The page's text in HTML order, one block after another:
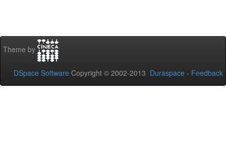
Theme by
DSpace Software Copyright © 2002-2013 Duraspace - Feedback